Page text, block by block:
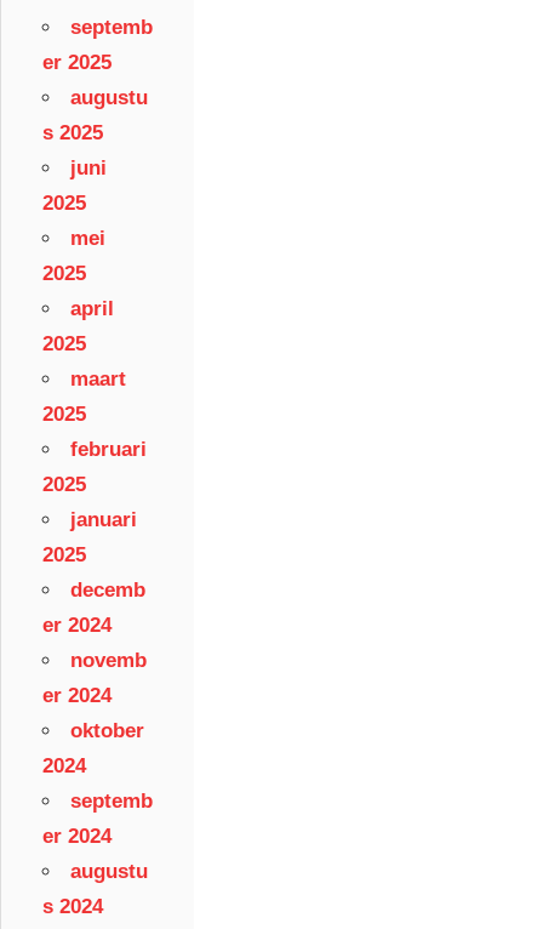
septemb
er 2025
augustu
s 2025
juni
2025
mei
2025
april
2025
maart
2025
februari
2025
januari
2025
decemb
er 2024
novemb
er 2024
oktober
2024
septemb
er 2024
augustu
s 2024